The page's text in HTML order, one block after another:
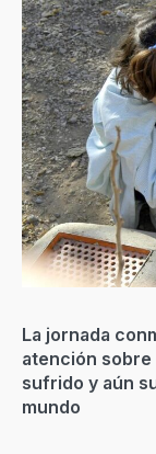
La jornada
atención sobre
sufrido y aún
mundo